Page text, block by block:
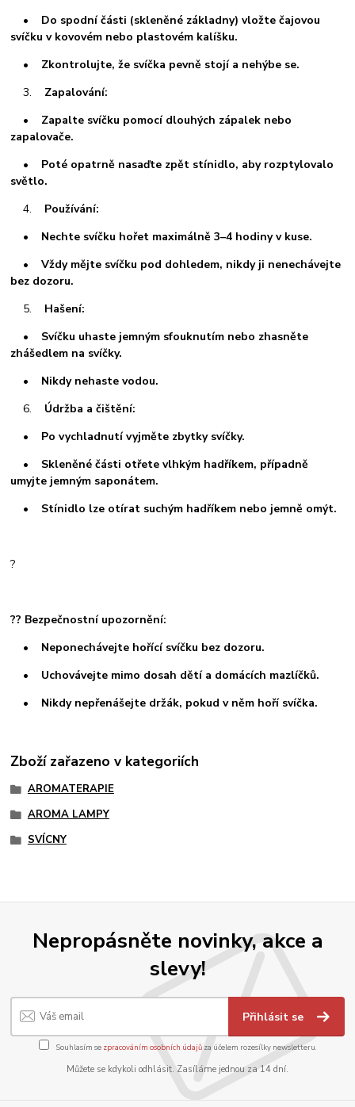
• Do spodní části (skleněné základny) vložte čajovou
svíčku v kovovém nebo plastovém kalíšku.
• Zkontrolujte, že svíčka pevně stojí a nehýbe se.
3. Zapalování:
• Zapalte svíčku pomocí dlouhých zápalek nebo
zapalovače.
• Poté opatrně nasaďte zpět stínidlo, aby rozptylovalo
světlo.
4. Používání:
• Nechte svíčku hořet maximálně 3–4 hodiny v kuse.
• Vždy mějte svíčku pod dohledem, nikdy ji nenechávejte
bez dozoru.
5. Hašení:
• Svíčku uhaste jemným sfouknutím nebo zhasněte
zhášedlem na svíčky.
• Nikdy nehaste vodou.
6. Údržba a čištění:
• Po vychladnutí vyjměte zbytky svíčky.
• Skleněné části otřete vlhkým hadříkem, případně
umyjte jemným saponátem.
• Stínidlo lze otírat suchým hadříkem nebo jemně omýt.
?
?? Bezpečnostní upozornění:
• Neponechávejte hořící svíčku bez dozoru.
• Uchovávejte mimo dosah dětí a domácích mazlíčků.
• Nikdy nepřenášejte držák, pokud v něm hoří svíčka.
Zboží zařazeno v kategoriích
AROMATERAPIE
AROMA LAMPY
SVÍCNY
Nepropásněte novinky, akce a
slevy!
Přihlásit se
Souhlasím se zpracováním osobních údajůza účelem rozesílky newsletteru.
Můžete se kdykoli odhlásit. Zasíláme jednou za 14 dní.